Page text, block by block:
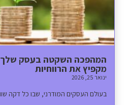
המהפכה השקטה בעסק שלך:
מקפיץ את הרווחיות
ינואר 25, 2026
בעולם העסקים המודרני, שבו כל דקה